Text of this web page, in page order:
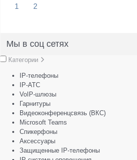
1 2
Мы в соц сетях
Категории
IP-телефоны
IP-АТС
VoIP-шлюзы
Гарнитуры
Видеоконференцсвязь (ВКС)
Microsoft Teams
Спикерфоны
Аксессуары
Защищенные IP-телефоны